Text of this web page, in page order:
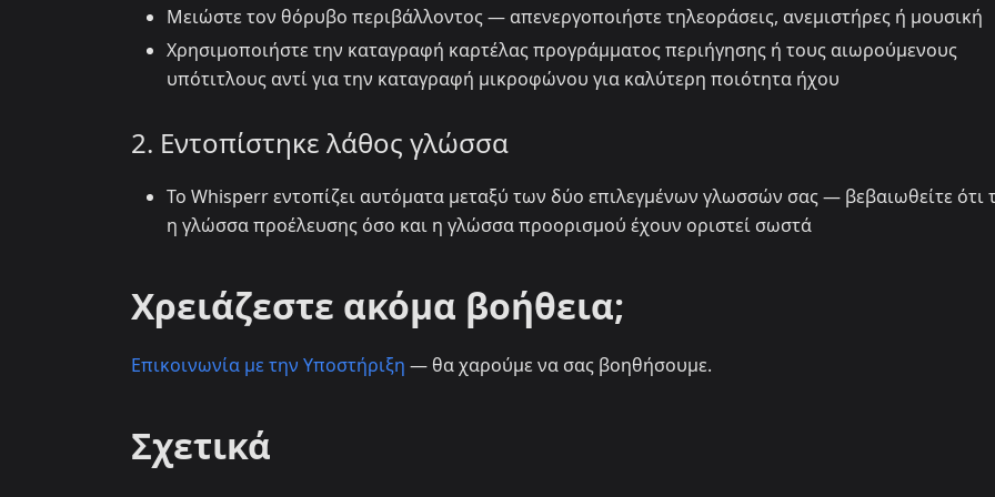
Μειώστε τον θόρυβο περιβάλλοντος — απενεργοποιήστε τηλεοράσεις, ανεμιστήρες ή μουσική
Χρησιμοποιήστε την καταγραφή καρτέλας προγράμματος περιήγησης ή τους αιωρούμενους
υπότιτλους αντί για την καταγραφή μικροφώνου για καλύτερη ποιότητα ήχου
2. Εντοπίστηκε λάθος γλώσσα
Το Whisperr εντοπίζει αυτόματα μεταξύ των δύο επιλεγμένων γλωσσών σας — βεβαιωθείτε ότι
η γλώσσα προέλευσης όσο και η γλώσσα προορισμού έχουν οριστεί σωστά
Χρειάζεστε ακόμα βοήθεια;
Επικοινωνία με την Υποστήριξη — θα χαρούμε να σας βοηθήσουμε.
Σχετικά